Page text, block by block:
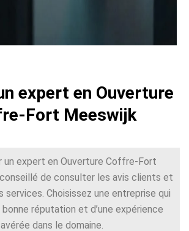
expert en Ouverture
Fort Meeswijk
un expert en Ouverture Coffre-Fort
de consulter les avis clients et
services. Choisissez une entreprise qui
bonne réputation et d’une expérience
avérée dans le domaine.